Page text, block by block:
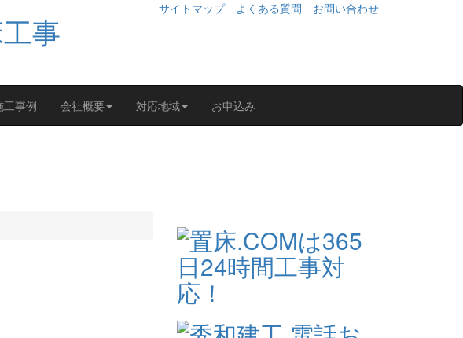
サイトマップ よくある質問 お問い合わせ
工事例 会社概要 対応地域 お申込み